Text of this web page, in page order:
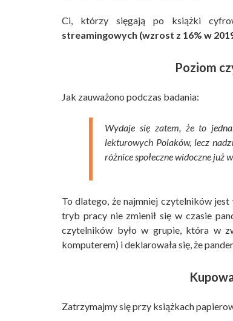
Ci, którzy sięgają po książki
streamingowych (wzrost z 16% w
Poziom
Jak zauważono podczas badania:
Wydaje się zatem, że to
lekturowych Polaków, lecz
różnice społeczne widoczne już
To dlatego, że najmniej czytelników
tryb pracy nie zmienił się w czasie
czytelników było w grupie, która w
komputerem) i deklarowała się, że
Zatrzymajmy się przy książkach